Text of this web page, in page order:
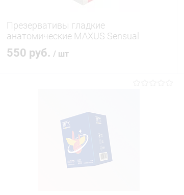
Презервативы гладкие
анатомические MAXUS Sensual
550 руб. / шт
Купить в 1 клик
В наличии